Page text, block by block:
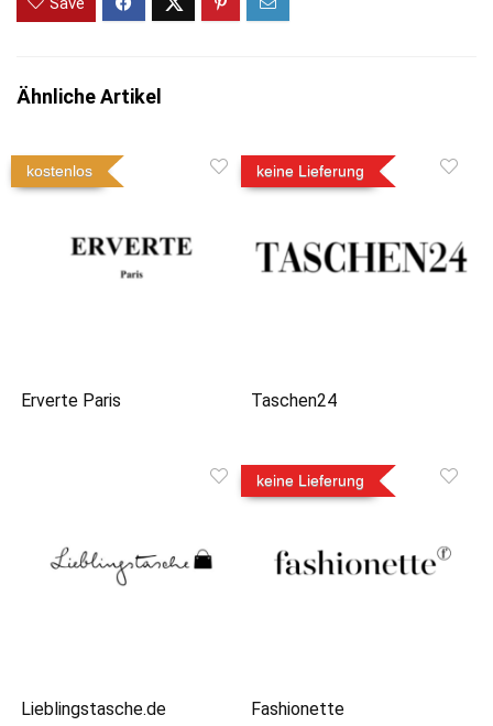
Ähnliche Artikel
kostenlos
Erverte Paris
keine Lieferung
Taschen24
Lieblingstasche.de
keine Lieferung
Fashionette